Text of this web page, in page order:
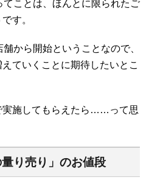
ことは、ほんとに限られたご
す。
から開始ということなので、
ていくことに期待したいとこ
実施してもらえたら……って思
り売り」のお値段